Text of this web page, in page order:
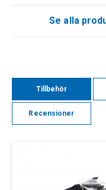
Se alla
Tillbehör
Recensioner